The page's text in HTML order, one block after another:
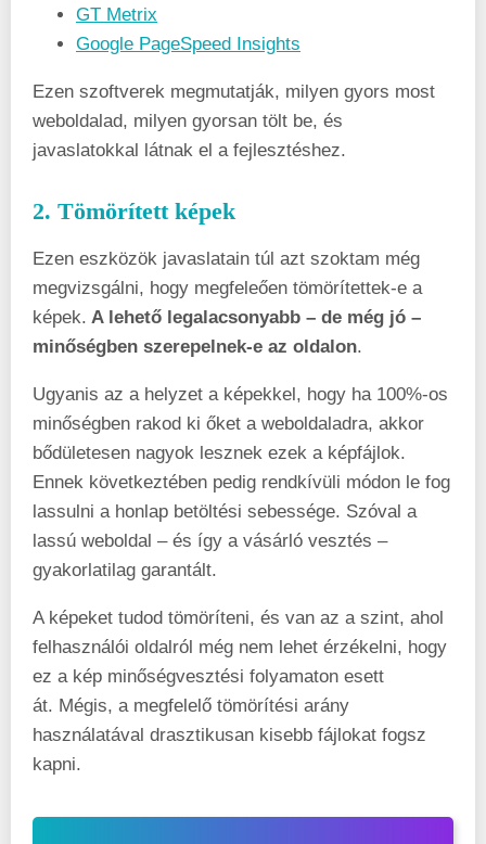
GT Metrix
Google PageSpeed Insights
Ezen szoftverek megmutatják, milyen gyors most
weboldalad, milyen gyorsan tölt be, és
javaslatokkal látnak el a fejlesztéshez.
2. Tömörített képek
Ezen eszközök javaslatain túl azt szoktam még
megvizsgálni, hogy megfeleően tömörítettek-e a
képek. A lehető legalacsonyabb – de még jó –
minőségben szerepelnek-e az oldalon.
Ugyanis az a helyzet a képekkel, hogy ha 100%-os
minőségben rakod ki őket a weboldaladra, akkor
bődületesen nagyok lesznek ezek a képfájlok.
Ennek következtében pedig rendkívüli módon le fog
lassulni a honlap betöltési sebessége. Szóval a
lassú weboldal – és így a vásárló vesztés –
gyakorlatilag garantált.
A képeket tudod tömöríteni, és van az a szint, ahol
felhasználói oldalról még nem lehet érzékelni, hogy
ez a kép minőségvesztési folyamaton esett
át. Mégis, a megfelelő tömörítési arány
használatával drasztikusan kisebb fájlokat fogsz
kapni.